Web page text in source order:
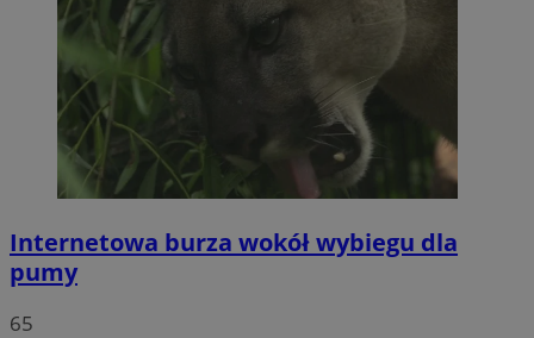
Internetowa burza wokół wybiegu dla
pumy
65